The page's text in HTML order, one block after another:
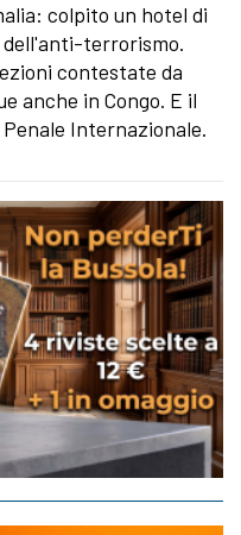
colpito un hotel di
dell'anti-terrorismo.
contestate da
anche in Congo. E il
Internazionale.